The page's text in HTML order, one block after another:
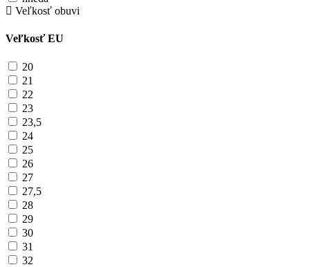
Veľkosť obuvi
Veľkosť EU
20
21
22
23
23,5
24
25
26
27
27,5
28
29
30
31
32